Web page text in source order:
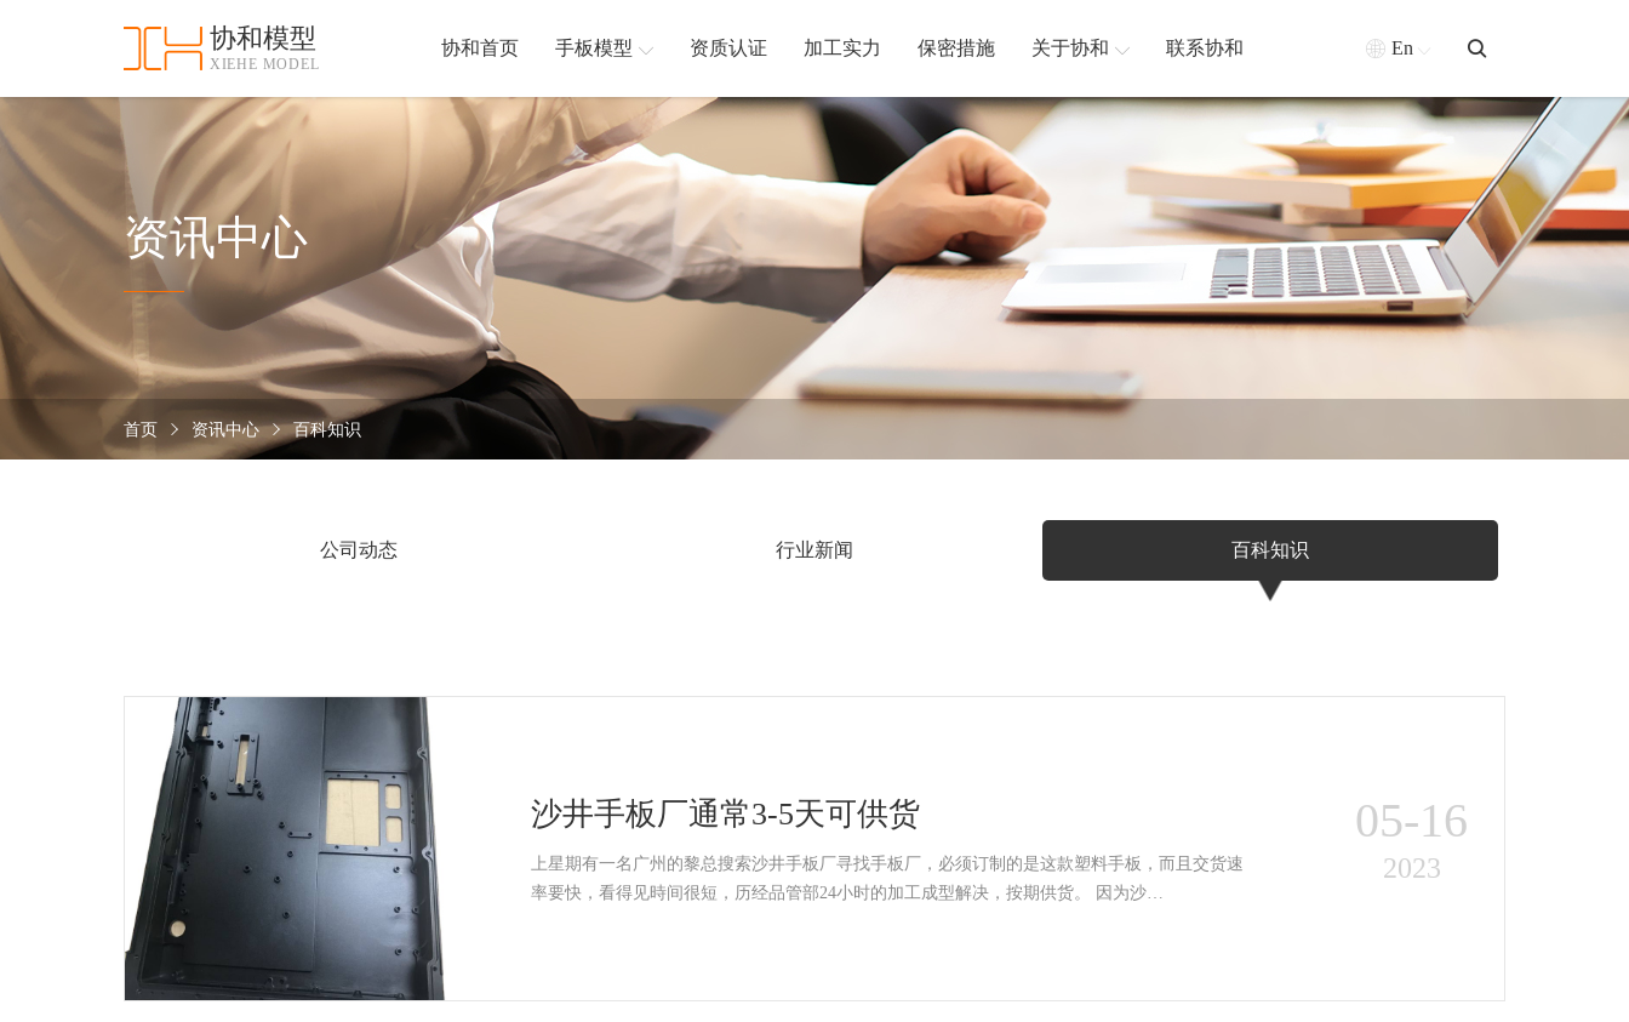
协和模型
XIEHE MODEL
协和首页 手板模型 资质认证 加工实力 保密措施 关于协和 联系协和 En
资讯中心
首页 资讯中心 百科知识
公司动态 行业新闻 百科知识
沙井手板厂通常3-5天可供货
上星期有一名广州的黎总搜索沙井手板厂寻找手板厂，必须订制的是这款塑料手板，而且交货速
率要快，看得见時间很短，历经品管部24小时的加工成型解决，按期供货。 因为沙…
05-16
2023
和
首
页
手
型
资
认
加
实
保
密
施